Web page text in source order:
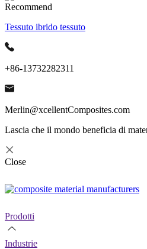
Recommend
Tessuto ibrido tessuto
+86-13732282311
Merlin@xcellentComposites.com
Lascia che il mondo beneficia di
Close
Prodotti
Industrie